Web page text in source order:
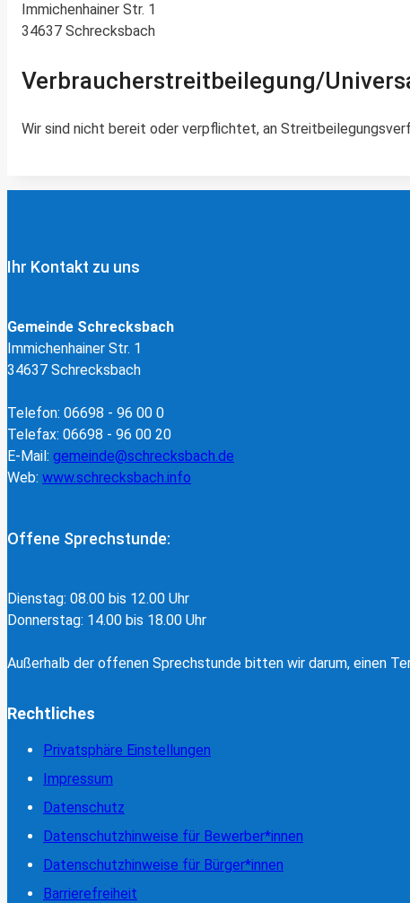
Immichenhainer Str. 1
34637 Schrecksbach
Verbraucher­streit­beilegung/
Wir sind nicht bereit oder verpflichtet, an
Ihr Kontakt zu uns
Gemeinde Schrecksbach
Immichenhainer Str. 1
34637 Schrecksbach
Telefon: 06698 - 96 00 0
Telefax: 06698 - 96 00 20
E-Mail: gemeinde@schrecksbach.de
Web: www.schrecksbach.info
Offene Sprechstunde:
Dienstag: 08.00 bis 12.00 Uhr
Donnerstag: 14.00 bis 18.00 Uhr
Außerhalb der offenen Sprechstunde bitten wir darum, einen
Rechtliches
Privatsphäre Einstellungen
Impressum
Datenschutz
Datenschutzhinweise für Bewerber*innen
Datenschutzhinweise für Bürger*innen
Barrierefreiheit